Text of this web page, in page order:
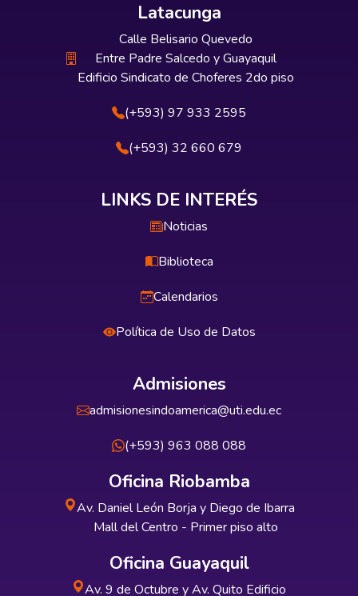
Latacunga
Calle Belisario Quevedo
Entre Padre Salcedo y Guayaquil
Edificio Sindicato de Choferes 2do piso
(+593) 97 933 2595
(+593) 32 660 679
LINKS DE INTERÉS
Noticias
Biblioteca
Calendarios
Política de Uso de Datos
Admisiones
admisionesindoamerica@uti.edu.ec
(+593) 963 088 088
Oficina Riobamba
Av. Daniel León Borja y Diego de Ibarra
Mall del Centro - Primer piso alto
Oficina Guayaquil
Av. 9 de Octubre y Av. Quito Edificio